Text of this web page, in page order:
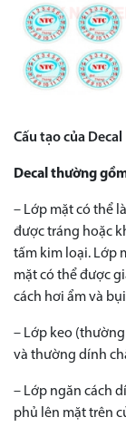
Cấu tạo của Decal
Decal thường
– Lớp mặt có thể
được tráng hoặc
tấm kim loại. Lớp
mặt có thể được
cách hơi ẩm và bụi
– Lớp keo
và thường dính
– Lớp ngăn cách
phủ lên mặt trên